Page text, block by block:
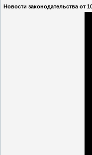
Новости законодательства от